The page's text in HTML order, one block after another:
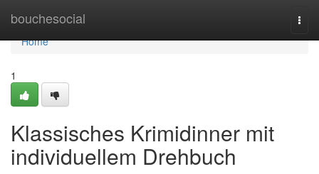
bouchesocial
Home
Home
1
Klassisches Krimidinner mit
individuellem Drehbuch